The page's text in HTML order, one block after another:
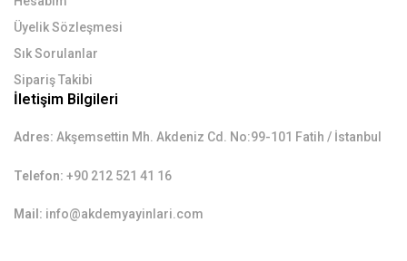
Üyelik Sözleşmesi
Sık Sorulanlar
Sipariş Takibi
İletişim Bilgileri
Adres: Akşemsettin Mh. Akdeniz Cd. No:99-101 Fatih / İstanbul
Telefon: +90 212 521 41 16
Mail: info@akdemyayinlari.com